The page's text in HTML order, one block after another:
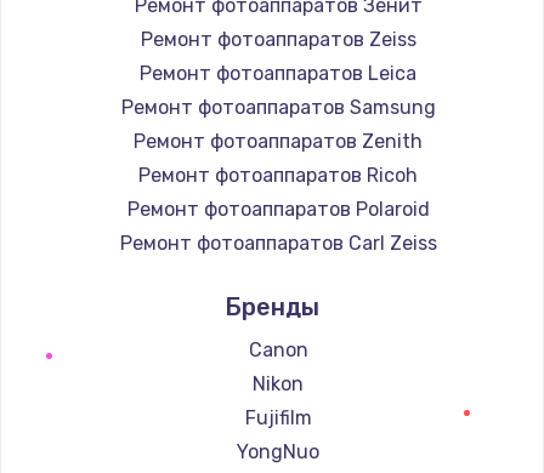
Ремонт фотоаппаратов Зенит
Ремонт фотоаппаратов Zeiss
Ремонт фотоаппаратов Leica
Ремонт фотоаппаратов Samsung
Ремонт фотоаппаратов Zenith
Ремонт фотоаппаратов Ricoh
Ремонт фотоаппаратов Polaroid
Ремонт фотоаппаратов Carl Zeiss
Ремонт фотоаппаратов LUMIX
Ремонт фотоаппаратов Kodak
Ремонт фотоаппаратов Blackmagic
Бренды
Canon
Nikon
Fujifilm
YongNuo